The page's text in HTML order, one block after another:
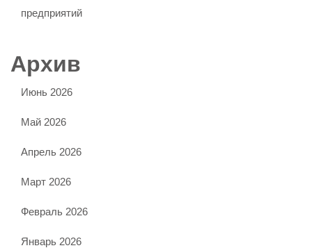
предприятий
Архив
Июнь 2026
Май 2026
Апрель 2026
Март 2026
Февраль 2026
Январь 2026